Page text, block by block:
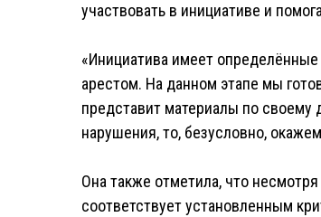
участвовать в инициативе и
«Инициатива имеет
арестом. На данном этапе мы
представит материалы по
нарушения, то, безусловно,
Она также отметила, что
соответствует установленным